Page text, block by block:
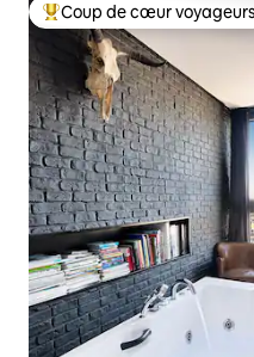
Coup de cœur voyageurs
Coup de cœur voyageurs